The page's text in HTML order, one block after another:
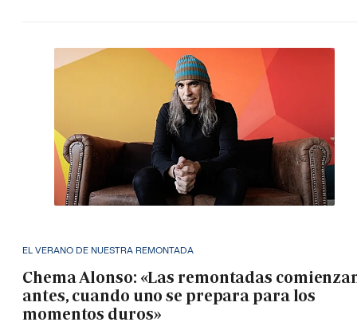
EL VERANO DE NUESTRA REMONTADA
Chema Alonso: «Las remontadas
antes, cuando uno se prepara para los
momentos duros»